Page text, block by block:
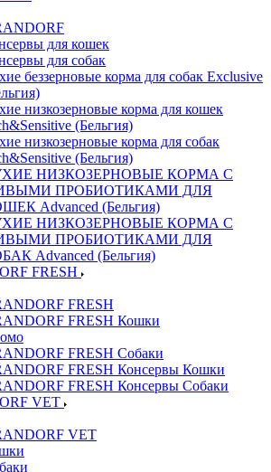
для кошек
для собак
беззерновые корма для собак Exclusive
низкозерновые корма для кошек
(Бельгия)
низкозерновые корма для собак
(Бельгия)
НИЗКОЗЕРНОВЫЕ КОРМА С
ПРОБИОТИКАМИ ДЛЯ
Advanced (Бельгия)
НИЗКОЗЕРНОВЫЕ КОРМА С
ПРОБИОТИКАМИ ДЛЯ
Advanced (Бельгия)
FRESH
FRESH
FRESH Кошки
FRESH Собаки
FRESH Консервы Кошки
FRESH Консервы Собаки
VET
VET